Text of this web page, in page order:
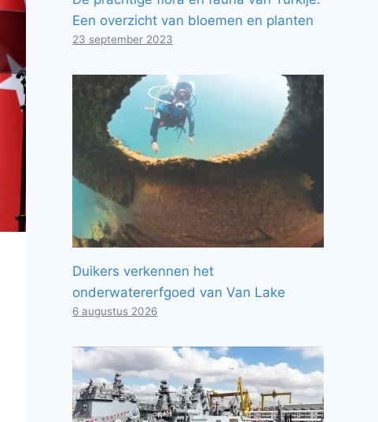
Een overzicht van bloemen en planten
23 september 2023
Duikers verkennen het
onderwatererfgoed van Van Lake
6 augustus 2026